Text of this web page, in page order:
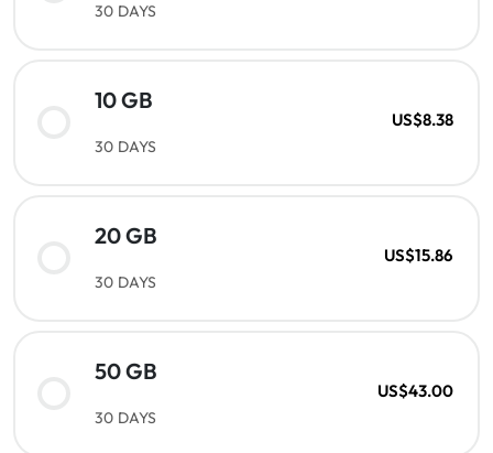
30 DAYS
10 GB
30 DAYS
US$8.38
20 GB
30 DAYS
US$15.86
50 GB
30 DAYS
US$43.00